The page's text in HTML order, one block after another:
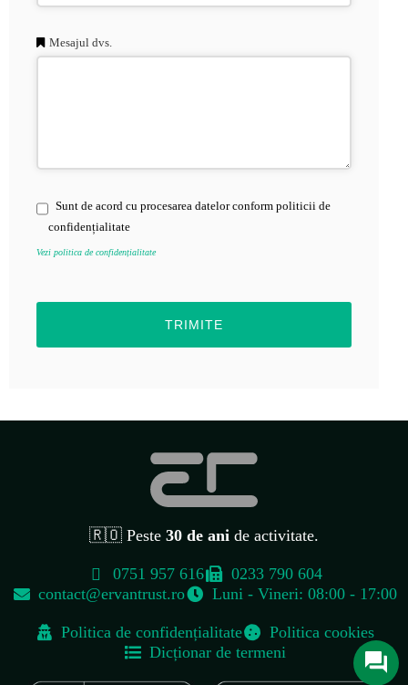
Mesajul dvs.
Sunt de acord cu procesarea datelor conform politicii de
confidențialitate
Vezi politica de confidențialitate
TRIMITE
🇷🇴 Peste 30 de ani de activitate.
0751 957 616
0233 790 604
contact@ervantrust.ro
Luni - Vineri: 08:00 - 17:00
Politica de confidențialitate
Politica cookies
Dicționar de termeni
Contact
Str. Cuza Vodă, Nr. 104B, Târgu Neamț, Județul Neamț, Cod Poștal
contact@ervantrust.ro